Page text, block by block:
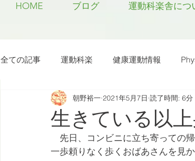
HOME ブログ 運動科楽舎につ
全ての記事 運動科楽 健康運動情報
ちょっと楽 (Entertainment) な話 雑感その他
ラグビー カラダフリー
生きている以
朝野裕一 2021年5月7日 読了時間: 6分
先日、コンビニに立ち寄っての
一歩頼りなく歩くおばあさんを見か